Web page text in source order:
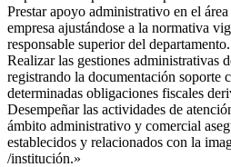
Prestar apoyo administrativo en el
empresa ajustándose a la normativa
responsable superior del departamento.
Realizar las gestiones administrativas
registrando la documentación soporte
determinadas obligaciones fiscales
Desempeñar las actividades de
ámbito administrativo y comercial
establecidos y relacionados con la
/institución.»